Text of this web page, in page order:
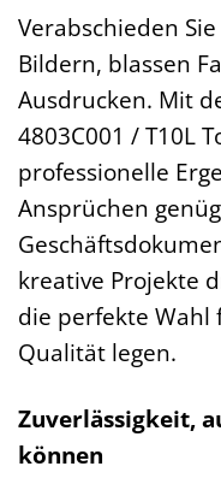
Verabschieden
Bildern, blassen
Ausdrucken. Mit
4803C001 / T10L
professionelle
Ansprüchen
kreative Projekte
die perfekte Wahl
Qualität legen.
Zuverlässigkeit,
können